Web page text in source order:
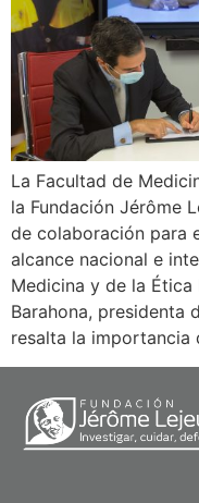
La Facultad de
la Fundación Jérôme
de colaboración para
alcance nacional e
Medicina y de la
Barahona, presidenta
resalta la importancia